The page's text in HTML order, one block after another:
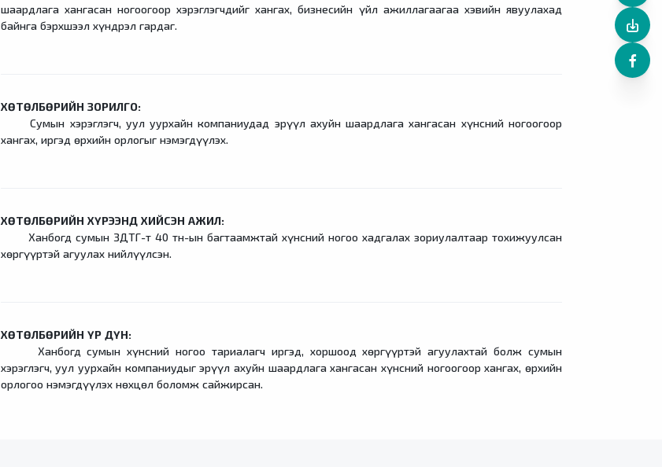
шаардлага хангасан ногоогоор хэрэглэгчдийг хангах, бизнесийн үйл ажиллагаагаа хэвийн явуулахад
байнга бэрхшээл хүндрэл гардаг.
ХӨТӨЛБӨРИЙН ЗОРИЛГО:
Сумын хэрэглэгч, уул уурхайн компаниудад эрүүл ахуйн шаардлага хангасан хүнсний ногоогоор
хангах, иргэд өрхийн орлогыг нэмэгдүүлэх.
ХӨТӨЛБӨРИЙН ХҮРЭЭНД ХИЙСЭН АЖИЛ:
Ханбогд сумын ЗДТГ-т 40 тн-ын багтаамжтай хүнсний ногоо хадгалах зориулалтаар тохижуулсан
хөргүүртэй агуулах нийлүүлсэн.
ХӨТӨЛБӨРИЙН ҮР ДҮН:
Ханбогд сумын хүнсний ногоо тариалагч иргэд, хоршоод хөргүүртэй агуулахтай болж сумын
хэрэглэгч, уул уурхайн компаниудыг эрүүл ахуйн шаардлага хангасан хүнсний ногоогоор хангах, өрхийн
орлогоо нэмэгдүүлэх нөхцөл боломж сайжирсан.